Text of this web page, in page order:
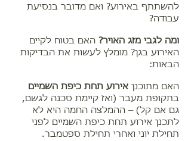
להשתתף באירוע? ואם מדובר בנסיעת
עבודה?
ומה לגבי מזג האויר? האם בטוח לקיים
האירוע בגן? מומלץ לעשות את הבדיקות
הבאות:
האם מתוכנן אירוע תחת כיפת השמיים
בתקופת מעבר (ואז קיימת סכנה לגשם,
גם אם קל) – ההמלצה החמה היא לא
לתכנן אירוע תחת כיפת השמיים לפני
תחילת יוני ואחרי תחילת ספטמבר.